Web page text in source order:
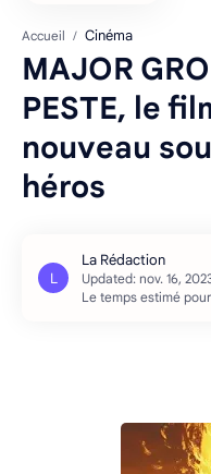
Accueil Cinéma
MAJOR
PESTE, le
nouveau
héros
Le temps estimé